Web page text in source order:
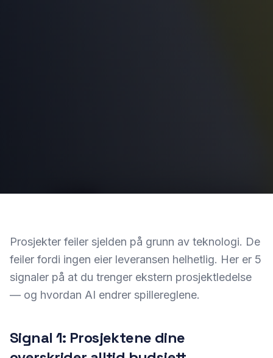
Prosjekter feiler sjelden på grunn av teknologi. De
feiler fordi ingen eier leveransen helhetlig. Her er 5
signaler på at du trenger ekstern prosjektledelse
— og hvordan AI endrer spillereglene.
Signal 1: Prosjektene dine